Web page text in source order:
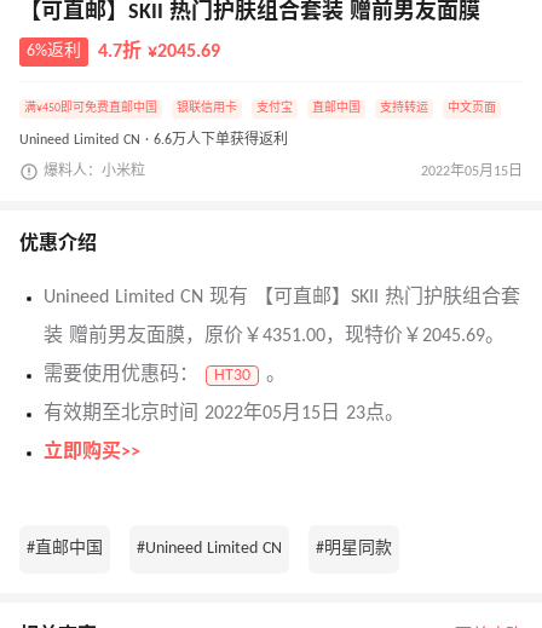
【可直邮】SKII 热门护肤组合套装 赠前男友面膜
6%返利 4.7折 ¥2045.69
满¥450即可免费直邮中国 银联信用卡 支付宝 直邮中国 支持转运 中文页面
Unineed Limited CN · 6.6万人下单获得返利
爆料人：小米粒 2022年05月15日
优惠介绍
Unineed Limited CN 现有 【可直邮】SKII 热门护肤组合套
装 赠前男友面膜，原价￥4351.00，现特价￥2045.69。
需要使用优惠码：
HT30
。
有效期至北京时间 2022年05月15日 23点。
立即购买>>
#直邮中国 #Unineed Limited CN #明星同款